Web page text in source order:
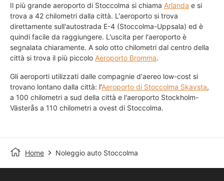
Il più grande aeroporto di Stoccolma si chiama Arlanda e si
trova a 42 chilometri dalla città. L'aeroporto si trova
direttamente sull'autostrada E-4 (Stoccolma-Uppsala) ed è
quindi facile da raggiungere. L'uscita per l'aeroporto è
segnalata chiaramente. A solo otto chilometri dal centro della
città si trova il più piccolo Aeroporto Bromma.
Gli aeroporti utilizzati dalle compagnie d'aereo low-cost si
trovano lontano dalla città: l'Aeroporto di Stoccolma Skavsta,
a 100 chilometri a sud della città e l'aeroporto Stockholm-
Västerås a 110 chilometri a ovest di Stoccolma.
Home Noleggio auto Stoccolma